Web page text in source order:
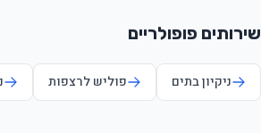
שירותים פופולריים
ניקיון בתים פוליש לרצפות